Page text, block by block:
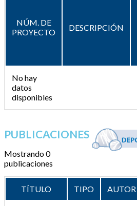
NÚM. DE
PROYECTO
DESCRIPCIÓN
No hay
datos
disponibles
PUBLICACIONES
Mostrando 0
publicaciones
TÍTULO TIPO AUTOR